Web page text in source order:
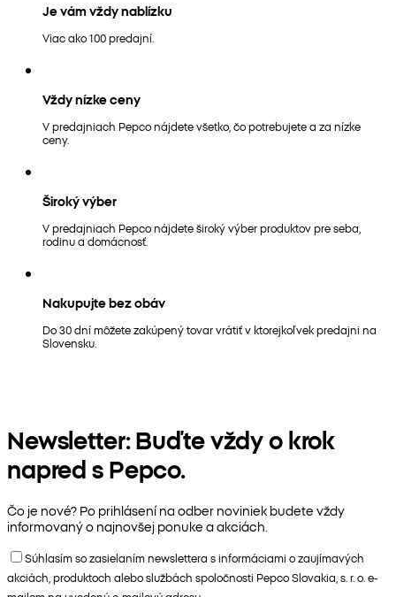
Je vám vždy nablízku
Viac ako 100 predajní.
Vždy nízke ceny
V predajniach Pepco nájdete všetko, čo potrebujete a za nízke
ceny.
Široký výber
V predajniach Pepco nájdete široký výber produktov pre seba,
rodinu a domácnosť.
Nakupujte bez obáv
Do 30 dní môžete zakúpený tovar vrátiť v ktorejkoľvek predajni na
Slovensku.
Newsletter: Buďte vždy o krok
napred s Pepco.
Čo je nové? Po prihlásení na odber noviniek budete vždy
informovaný o najnovšej ponuke a akciách.
Súhlasím so zasielaním newslettera s informáciami o zaujímavých
akciách, produktoch alebo službách spoločnosti Pepco Slovakia, s. r. o. e-